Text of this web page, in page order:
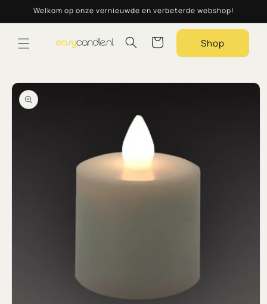
naar de
content
Welkom op onze vernieuwde en verbeterde webshop!
Winkelwagen Shop
direct naar